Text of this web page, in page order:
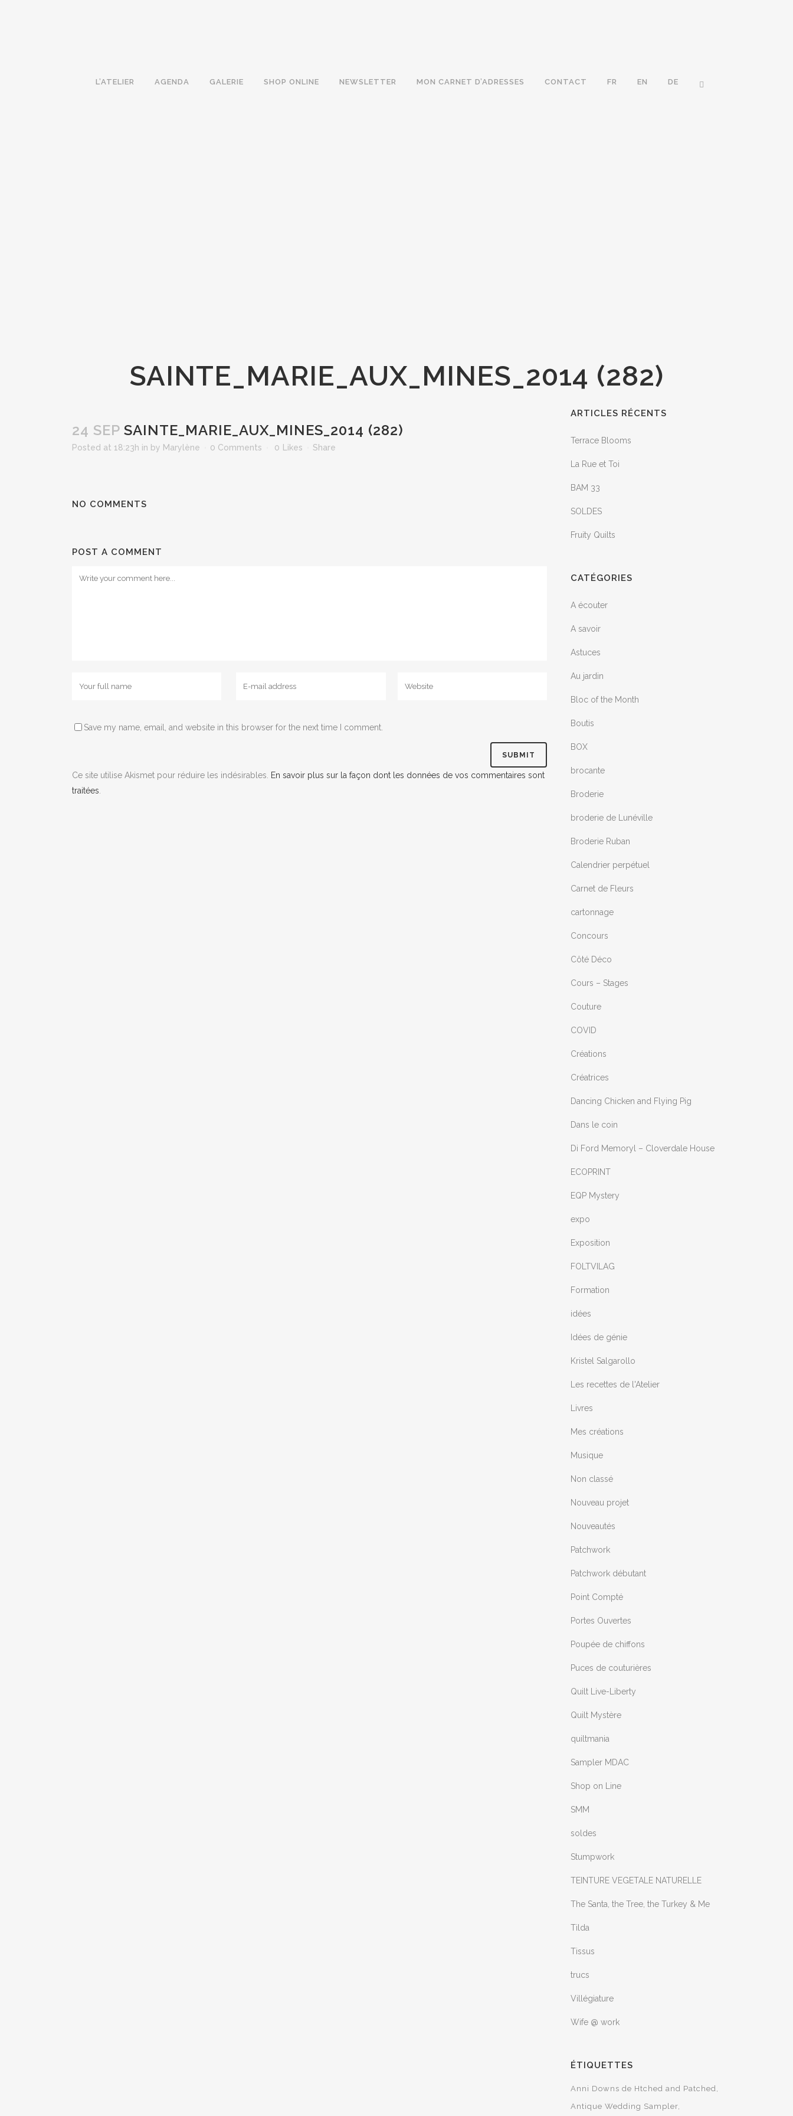
L’ATELIER AGENDA GALERIE SHOP ONLINE NEWSLETTER MON CARNET D’ADRESSES CONTACT FR EN DE
SAINTE_MARIE_AUX_MINES_2014 (282)
24 SEP SAINTE_MARIE_AUX_MINES_2014 (282)
Posted at 18:23h in by Marylène 0 Comments 0 Likes Share
NO COMMENTS
POST A COMMENT
Save my name, email, and website in this browser for the next time I comment.
Ce site utilise Akismet pour réduire les indésirables.
En savoir plus sur la façon dont les données de vos commentaires sont
traitées
ARTICLES RÉCENTS
Terrace Blooms
La Rue et Toi
BAM 33
SOLDES
Fruity Quilts
CATÉGORIES
A écouter
A savoir
Astuces
Au jardin
Bloc of the Month
Boutis
BOX
brocante
Broderie
broderie de Lunéville
Broderie Ruban
Calendrier perpétuel
Carnet de Fleurs
cartonnage
Concours
Côté Déco
Cours – Stages
Couture
COVID
Créations
Créatrices
Dancing Chicken and Flying Pig
Dans le coin
Di Ford Memoryl – Cloverdale House
ECOPRINT
EQP Mystery
expo
Exposition
FOLTVILAG
Formation
idées
Idées de génie
Kristel Salgarollo
Les recettes de l'Atelier
Livres
Mes créations
Musique
Non classé
Nouveau projet
Nouveautés
Patchwork
Patchwork débutant
Point Compté
Portes Ouvertes
Poupée de chiffons
Puces de couturières
Quilt Live-Liberty
Quilt Mystère
quiltmania
Sampler MDAC
Shop on Line
SMM
soldes
Stumpwork
TEINTURE VEGETALE NATURELLE
The Santa, the Tree, the Turkey & Me
Tilda
Tissus
trucs
Villégiature
Wife @ work
ÉTIQUETTES
Anni Downs de Htched and Patched
Antique Wedding Sampler